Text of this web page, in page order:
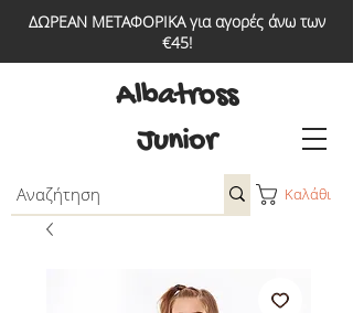
ΔΩΡΕΑΝ ΜΕΤΑΦΟΡΙΚΑ για αγορές άνω των
€45!
Καλάθι
Albatross
Junior